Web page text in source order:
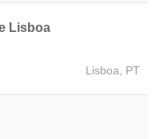
Lisboa
Lisboa, PT